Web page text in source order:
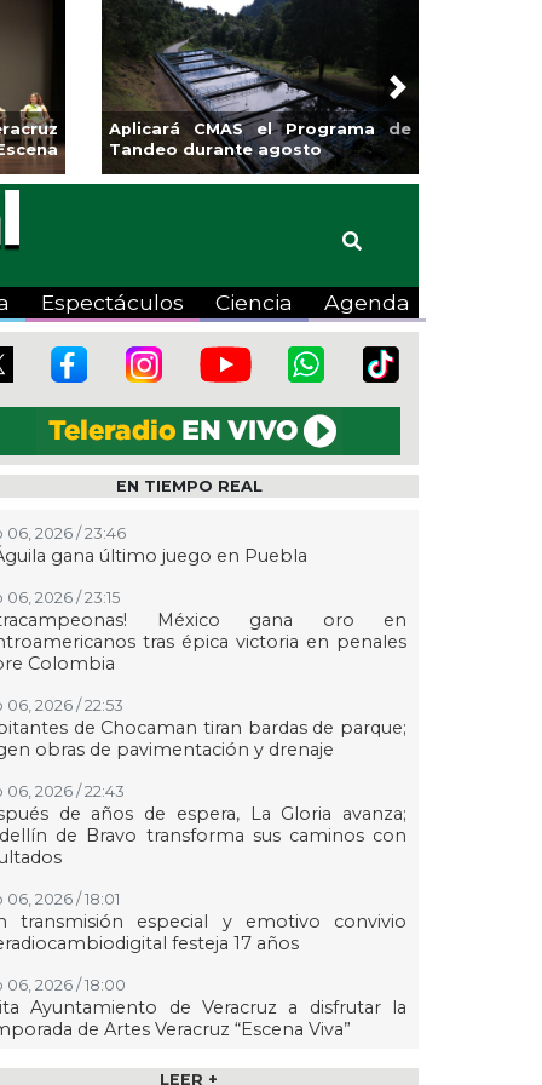
Aplicará CMAS el Programa de
Tandeo durante agosto
Guarniciones y
colonia El Mango
Next
Espectáculos Ciencia Agenda
EN TIEMPO REAL
06, 2026 / 23:46
gana último juego en Puebla
06, 2026 / 23:15
México gana oro en
tras épica victoria en penales
Colombia
06, 2026 / 22:53
de Chocaman tiran bardas de parque;
obras de pavimentación y drenaje
06, 2026 / 22:43
de años de espera, La Gloria avanza;
de Bravo transforma sus caminos con
06, 2026 / 18:01
transmisión especial y emotivo convivio
festeja 17 años
06, 2026 / 18:00
Ayuntamiento de Veracruz a disfrutar la
de Artes Veracruz “Escena Viva”
06, 2026 / 16:56 LEER +